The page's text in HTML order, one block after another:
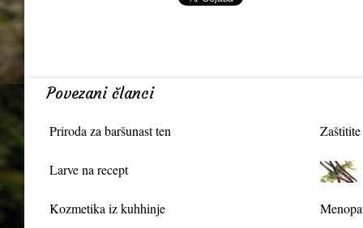
Povezani članci
Priroda za baršunast ten
Larve na recept
Kozmetika iz kuhhinje